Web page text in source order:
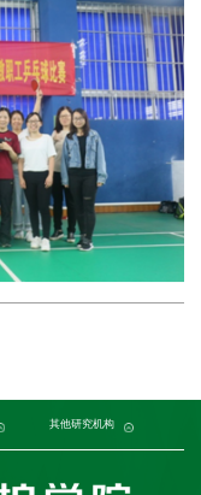
院 研究生院 科学技术发展研究院
资源环境学院
大学 华南农业大学 山西农业大学
其他研究机构
中国农业科学院 重庆市农业科学院